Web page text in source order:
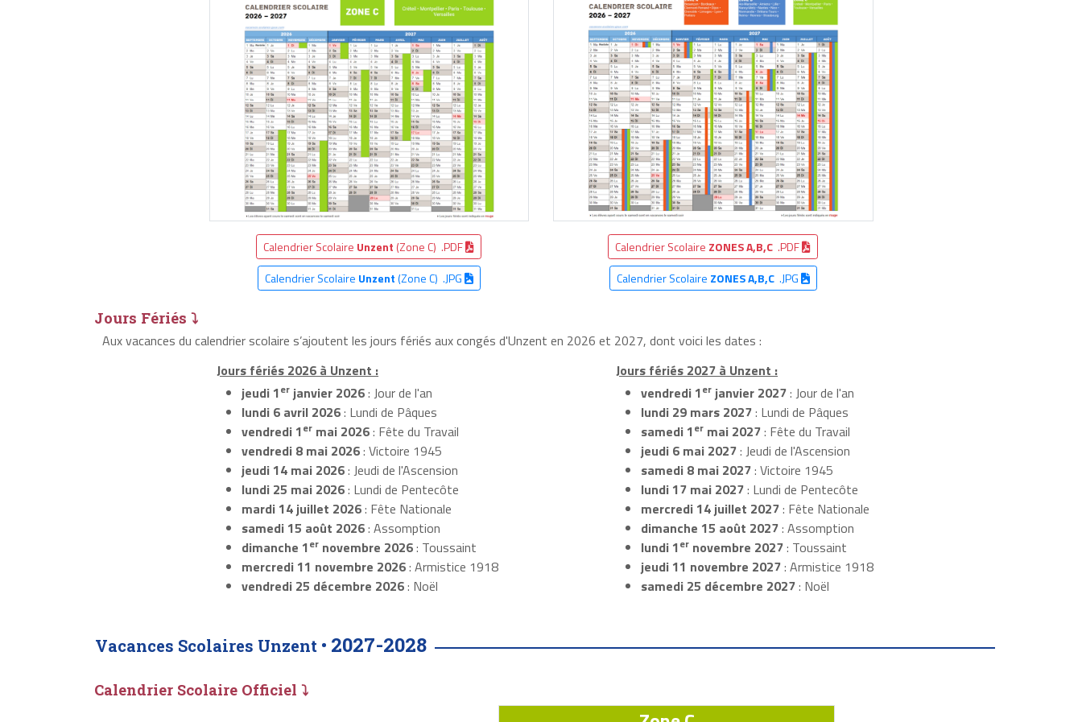
Calendrier Scolaire Unzent (Zone C) .PDF
Calendrier Scolaire Unzent(Zone C) .JPG
Calendrier Scolaire ZONES A,B,C .PDF
Calendrier Scolaire ZONES A,B,C.JPG
Jours Fériés ⤵
Aux vacances du calendrier scolaire s’ajoutent les jours fériés aux congés d'Unzent en 2026 et 2027, dont voici les dates :
Jours fériés 2026 à Unzent :
jeudi 1erjanvier 2026: Jour de l'an
lundi 6 avril 2026: Lundi de Pâques
vendredi 1ermai 2026: Fête du Travail
vendredi 8 mai 2026: Victoire 1945
jeudi 14 mai 2026: Jeudi de l'Ascension
lundi 25 mai 2026: Lundi de Pentecôte
mardi 14 juillet 2026: Fête Nationale
samedi 15 août 2026: Assomption
dimanche 1ernovembre 2026: Toussaint
mercredi 11 novembre 2026: Armistice 1918
vendredi 25 décembre 2026: Noël
Jours fériés 2027 à Unzent :
vendredi 1erjanvier 2027: Jour de l'an
lundi 29 mars 2027: Lundi de Pâques
samedi 1ermai 2027: Fête du Travail
jeudi 6 mai 2027: Jeudi de l'Ascension
samedi 8 mai 2027: Victoire 1945
lundi 17 mai 2027: Lundi de Pentecôte
mercredi 14 juillet 2027: Fête Nationale
dimanche 15 août 2027: Assomption
lundi 1ernovembre 2027: Toussaint
jeudi 11 novembre 2027: Armistice 1918
samedi 25 décembre 2027: Noël
Vacances Scolaires Unzent • 2027-2028
Calendrier Scolaire Officiel ⤵